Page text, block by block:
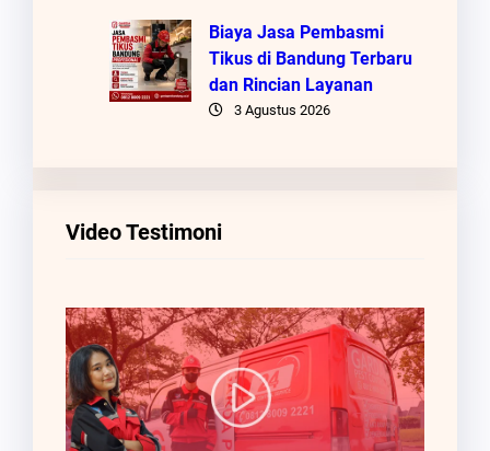
Biaya Jasa Pembasmi
Tikus di Bandung Terbaru
dan Rincian Layanan
3 Agustus 2026
Video Testimoni